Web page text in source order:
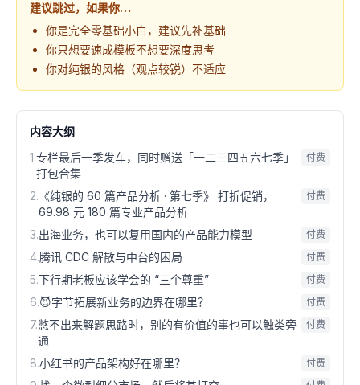
建议跳过，如果你…
你是完全零基础小白，建议先补基础
你只想要速成模板不想要深度思考
你对纯银的风格（观点较锐）不适应
内容大纲
1.专栏最后一季发车，同时赠送「一二三四五六七季」
打包合集
付费
2. 《纯银的 60 篇产品分析 · 第七季》 打折促销，
69.98 元 180 篇专业产品分析
付费
3.出海业务，也可以复用国内的产品能力模型 付费
4.腾讯 CDC 解散与中台的困局 付费
5.下行期老板应该学会的 “三个尊重” 付费
6.😈字节拓展新业务的边界在哪里？ 付费
7.憋不出来解题思路时，别的有价值的事也可以触类旁
通
付费
8.小红书的产品架构好在哪里？ 付费